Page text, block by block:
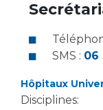
SMS : 06
Hôpitaux
Disciplines: